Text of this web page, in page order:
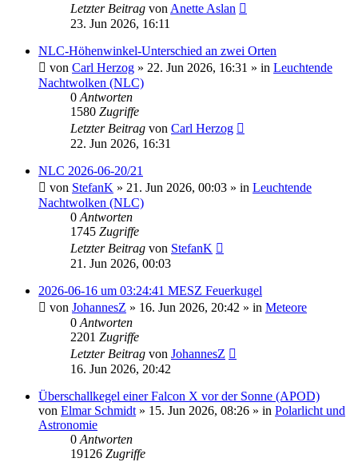
Letzter Beitrag von Anette Aslan
23. Jun 2026, 16:11
NLC-Höhenwinkel-Unterschied an zwei Orten
von Carl Herzog » 22. Jun 2026, 16:31 » in Leuchtende
Nachtwolken (NLC)
0 Antworten
1580 Zugriffe
Letzter Beitrag von Carl Herzog
22. Jun 2026, 16:31
NLC 2026-06-20/21
von StefanK » 21. Jun 2026, 00:03 » in Leuchtende
Nachtwolken (NLC)
0 Antworten
1745 Zugriffe
Letzter Beitrag von StefanK
21. Jun 2026, 00:03
2026-06-16 um 03:24:41 MESZ Feuerkugel
von JohannesZ » 16. Jun 2026, 20:42 » in Meteore
0 Antworten
2201 Zugriffe
Letzter Beitrag von JohannesZ
16. Jun 2026, 20:42
Überschallkegel einer Falcon X vor der Sonne (APOD)
von Elmar Schmidt » 15. Jun 2026, 08:26 » in Polarlicht und
Astronomie
0 Antworten
19126 Zugriffe